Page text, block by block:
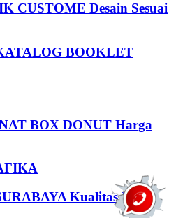
CUSTOME Desain Sesuai
BOOKLET
BOX DONUT Harga
Kualitas Bagus